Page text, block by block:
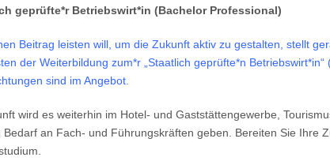
geprüfte*r Betriebswirt*in (Bachelor Professional)
Beitrag leisten will, um die Zukunft aktiv zu gestalten, stellt
der Weiterbildung zum*r „Staatlich geprüfte*n
sind im Angebot.
wird es weiterhin im Hotel- und Gaststättengewerbe,
Bedarf an Fach- und Führungskräften geben. Bereiten Sie Ihre